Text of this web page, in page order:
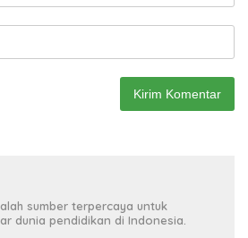
sumber terpercaya untuk
dunia pendidikan di Indonesia.